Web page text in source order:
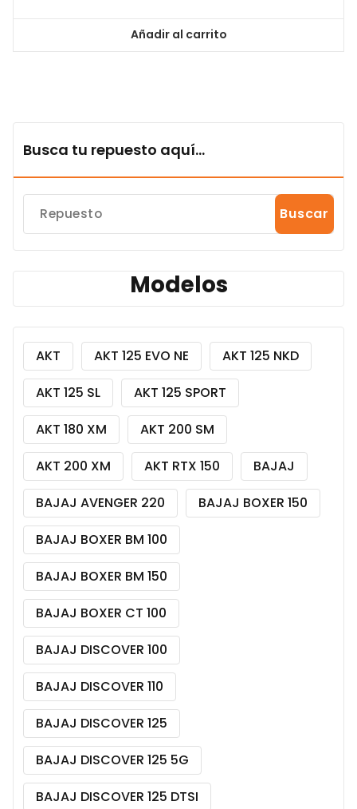
Añadir al carrito
Busca tu repuesto aquí...
Buscar
Modelos
AKT AKT 125 EVO NE
AKT 125 NKD
AKT 125 SL
AKT 125 SPORT
AKT 180 XM
AKT 200 SM
AKT 200 XM
AKT RTX 150
BAJAJ
BAJAJ AVENGER 220
BAJAJ BOXER 150
BAJAJ BOXER BM 100
BAJAJ BOXER BM 150
BAJAJ BOXER CT 100
BAJAJ DISCOVER 100
BAJAJ DISCOVER 110
BAJAJ DISCOVER 125
BAJAJ DISCOVER 125 5G
BAJAJ DISCOVER 125 DTSI